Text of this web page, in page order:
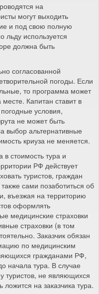
на
могут выходить
и под свою полную
льду используется
должна быть
согласованной
погоды. Если
то программа может
Капитан ставит в
погодные условия,
не может быть
выбор альтернативные
криуза не меняется.
стоимость тура и
РФ действует
туристов, граждан
сами позаботиться об
въезжая на территорию
оформлять
медицинские страховки
страховки (в том
Заказчик обязан
по медицинским
гражданами РФ,
начала тура. В случае
туристов, не являющихся
на заказчика тура.